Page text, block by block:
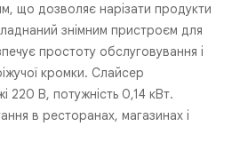
що дозволяє нарізати продукти
знімним пристроєм для
простоту обслуговування і
кромки. Слайсер
220 В, потужність 0,14 кВт.
в ресторанах, магазинах і